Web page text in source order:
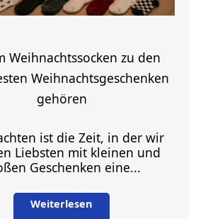
Weihnachtssocken zu den
Weihnachtsgeschenken
gehören
ist die Zeit, in der wir
Liebsten mit kleinen und
Geschenken eine...
Weiterlesen